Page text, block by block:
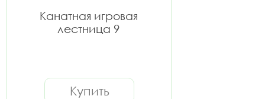
Канатная игровая
лестница 9
Купить